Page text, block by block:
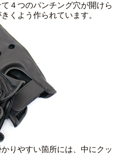
４つのパンチング穴が開けら
くよう作られています。
りやすい箇所には、中にクッ